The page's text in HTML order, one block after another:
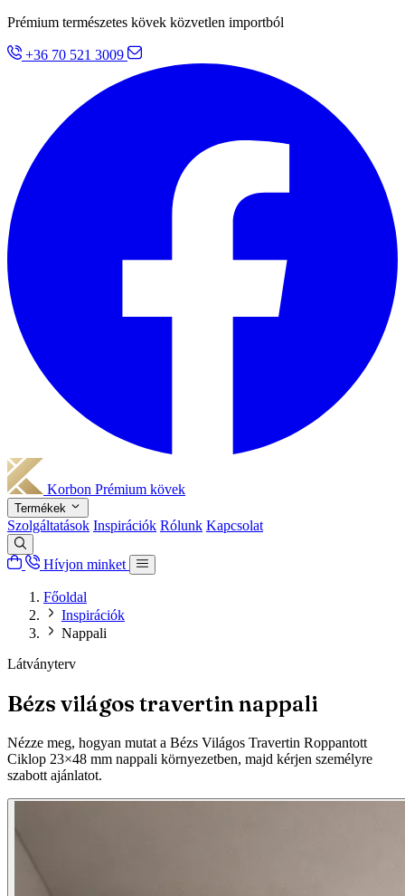
Prémium természetes kövek közvetlen importból
+36 70 521 3009
Korbon Prémium kövek
Termékek
Szolgáltatások Inspirációk Rólunk Kapcsolat
Hívjon minket
Főoldal
Inspirációk
Nappali
Látványterv
Bézs világos travertin nappali
Nézze meg, hogyan mutat a Bézs Világos Travertin Roppantott
Ciklop 23×48 mm nappali környezetben, majd kérjen személyre
szabott ajánlatot.